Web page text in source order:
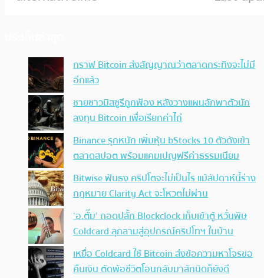
กราฟ Bitcoin ส่งสัญญาณว่าตลาดกระทิงจะไม่มี
อีกแล้ว
ชายชาวมิสซูรีถูกฟ้อง หลังวางแผนลักพาตัวนัก
ลงทุน Bitcoin เพื่อเรียกค่าไถ่
Binance รุกหนัก เพิ่มหุ้น bStocks 10 ตัวดังเข้า
ตลาดสปอต พร้อมแคมเปญฟรีค่าธรรมเนียม
Bitwise ฟันธง คริปโตจะไม่เป็นไร แม้สัปดาห์นี้ร่าง
กฎหมาย Clarity Act จะโหวตไม่ผ่าน
‘อ.ตั๊ม’ ถอดปลั้ก Blockclock เก็บเข้าตู้ หวั่นพิษ
Coldcard ลุกลามสู่อุปกรณ์คริปโทฯ ในบ้าน
เหยื่อ Coldcard ใช้ Bitcoin ส่งข้อความหาโจรขอ
คืนเงิน ตัดพ้อชีวิตโอนกลับมาสักนิดก็ยังดี